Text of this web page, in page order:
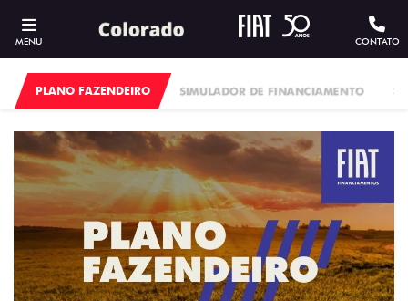
MENU CONTATO
SIMULADOR DE FINANCIAMENTO
PLANO FAZENDEIRO